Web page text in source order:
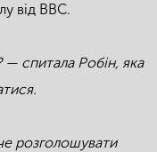
від ВВС.
спитала Робін, яка
розголошувати